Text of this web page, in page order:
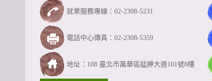
就業服務專線：02-2308-5231
電話中心傳真：02-2308-5359
地址：108 臺北市萬華區艋舺大道101號8樓